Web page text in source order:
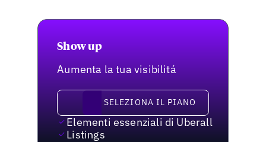
Show up
Aumenta la tua visibilitá
Seleziona il pianoSELEZIONA IL PIANO
Elementi essenziali di Uberall
Listings